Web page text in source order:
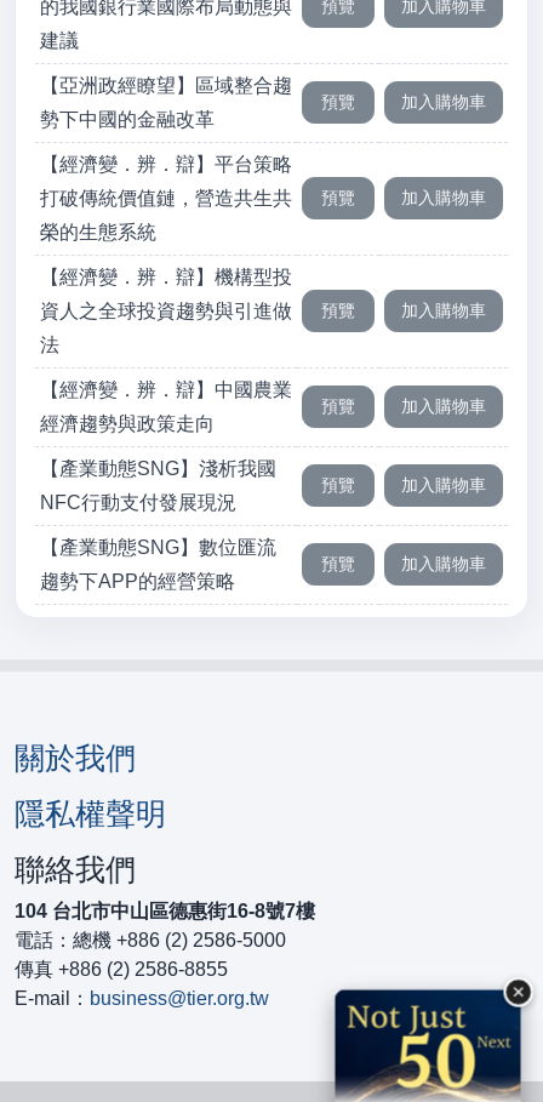
×
的我國銀行業國際布局動態與
建議
【亞洲政經瞭望】區域整合趨
勢下中國的金融改革
【經濟變．辨．辯】平台策略
打破傳統價值鏈，營造共生共
榮的生態系統
【經濟變．辨．辯】機構型投
資人之全球投資趨勢與引進做
法
【經濟變．辨．辯】中國農業
經濟趨勢與政策走向
【產業動態SNG】淺析我國
NFC行動支付發展現況
【產業動態SNG】數位匯流
趨勢下APP的經營策略
關於我們
隱私權聲明
聯絡我們
104 台北市中山區德惠街16-8號7樓
電話：總機 +886 (2) 2586-5000
傳真 +886 (2) 2586-8855
E-mail： business@tier.org.tw